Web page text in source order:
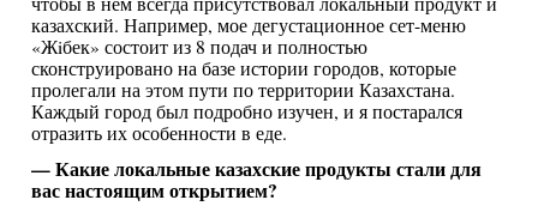
казахский. Например, мое дегустационное сет-меню
«Жiбек» состоит из 8 подач и полностью
сконструировано на базе истории городов, которые
пролегали на этом пути по территории Казахстана.
Каждый город был подробно изучен, и я постарался
отразить их особенности в еде.
— Какие локальные казахские продукты стали для
вас настоящим открытием?